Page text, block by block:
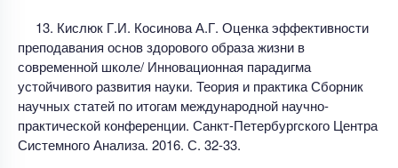
13. Кислюк Г.И. Косинова А.Г. Оценка эффективности
преподавания основ здорового образа жизни в
современной школе/ Инновационная парадигма
устойчивого развития науки. Теория и практика Сборник
научных статей по итогам международной научно-
практической конференции. Санкт-Петербургского Центра
Системного Анализа. 2016. С. 32-33.